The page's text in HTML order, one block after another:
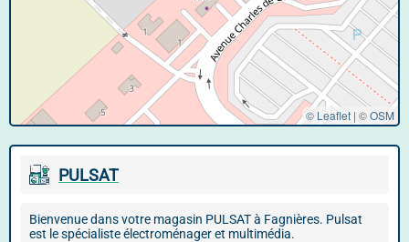
© Leaflet | ©OSM
PULSAT
Bienvenue dans votre magasin PULSAT à Fagnières. Pulsat
est le spécialiste électroménager et multimédia.